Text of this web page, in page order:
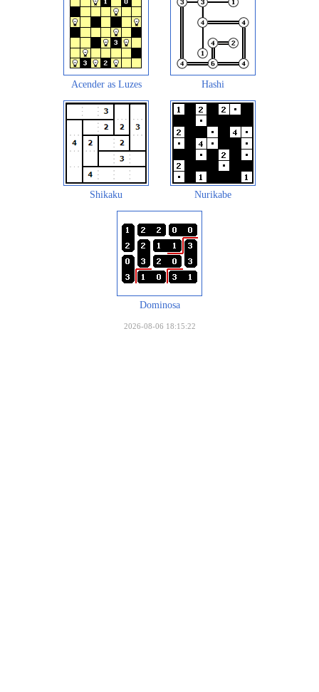
Acender as Luzes Hashi
Shikaku Nurikabe
Dominosa
2026-08-06 18:15:22